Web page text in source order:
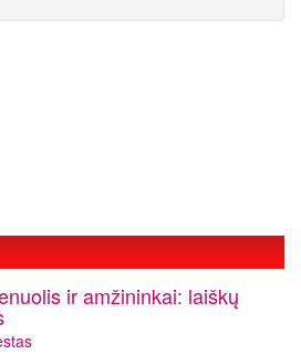
ir amžininkai: laiškų